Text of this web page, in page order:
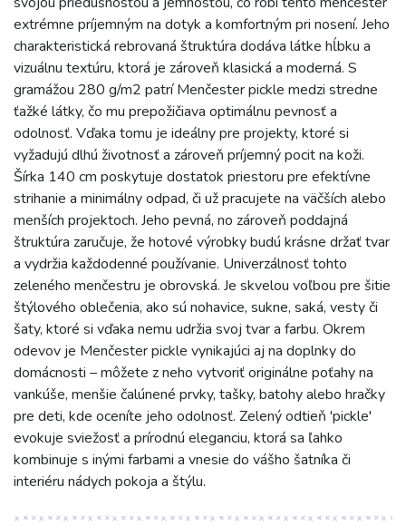
extrémne príjemným na dotyk a komfortným pri nosení. Jeho
charakteristická rebrovaná štruktúra dodáva látke hĺbku a
vizuálnu textúru, ktorá je zároveň klasická a moderná. S
gramážou 280 g/m2 patrí Menčester pickle medzi stredne
ťažké látky, čo mu prepožičiava optimálnu pevnosť a
odolnosť. Vďaka tomu je ideálny pre projekty, ktoré si
vyžadujú dlhú životnosť a zároveň príjemný pocit na koži.
Šírka 140 cm poskytuje dostatok priestoru pre efektívne
strihanie a minimálny odpad, či už pracujete na väčších alebo
menších projektoch. Jeho pevná, no zároveň poddajná
štruktúra zaručuje, že hotové výrobky budú krásne držať tvar
a vydržia každodenné používanie. Univerzálnosť tohto
zeleného menčestru je obrovská. Je skvelou voľbou pre šitie
štýlového oblečenia, ako sú nohavice, sukne, saká, vesty či
šaty, ktoré si vďaka nemu udržia svoj tvar a farbu. Okrem
odevov je Menčester pickle vynikajúci aj na doplnky do
domácnosti – môžete z neho vytvoriť originálne poťahy na
vankúše, menšie čalúnené prvky, tašky, batohy alebo hračky
pre deti, kde oceníte jeho odolnosť. Zelený odtieň 'pickle'
evokuje sviežosť a prírodnú eleganciu, ktorá sa ľahko
kombinuje s inými farbami a vnesie do vášho šatníka či
interiéru nádych pokoja a štýlu.